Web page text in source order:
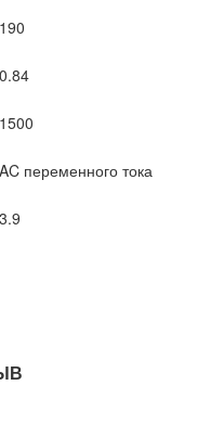
190
0.84
1500
AC переменного тока
3.9